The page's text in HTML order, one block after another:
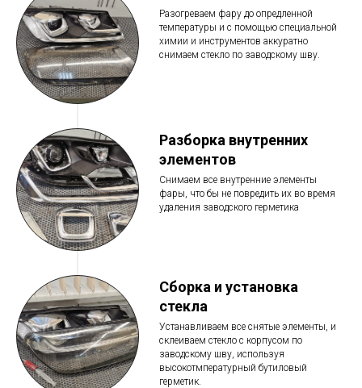
Разогреваем фару до опредленной
температуры и с помощью специальной
химии и инструментов аккуратно
снимаем стекло по заводскому шву.
Разборка внутренних
элементов
Снимаем все внутренние элементы
фары, что бы не повредить их во время
удаления заводского герметика
Сборка и установка
стекла
Устанавливаем все снятые элементы, и
склеиваем стекло с корпусом по
заводскому шву, используя
высокотмпературный бутиловый
герметик.